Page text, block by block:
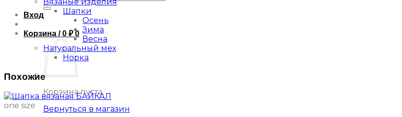
Вход
Корзина /0 ₽ 0
Корзина пуста.
Вернуться в магазин
Шапки
Осень
Зима
Весна
Натуральный мех
Норка
Похожие
one size